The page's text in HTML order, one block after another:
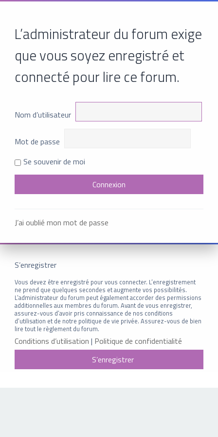
L’administrateur du forum exige
que vous soyez enregistré et
connecté pour lire ce forum.
Nom d’utilisateur
Mot de passe
Se souvenir de moi
J’ai oublié mon mot de passe
S’enregistrer
Vous devez être enregistré pour vous connecter. L’enregistrement
ne prend que quelques secondes et augmente vos possibilités.
L’administrateur du forum peut également accorder des permissions
additionnelles aux membres du forum. Avant de vous enregistrer,
assurez-vous d’avoir pris connaissance de nos conditions
d’utilisation et de notre politique de vie privée. Assurez-vous de bien
lire tout le règlement du forum.
Conditions d’utilisation | Politique de confidentialité
S’enregistrer